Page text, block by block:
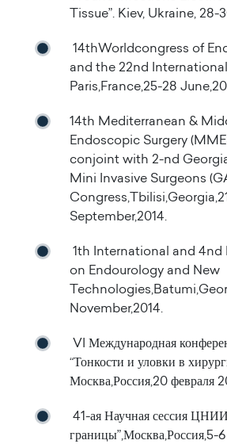
Tissue”. Kiev, Ukraine, 28-
14thWorldcongress of
and the 22nd
Paris,France,25-28
14th Mediterranean &
Endoscopic Surgery
conjoint with 2-nd
Mini Invasive Surgeons
September,2014.
1th International and 4nd
on Endourology and New
November,2014.
VI Международная
“Тонкости и уловки в
Москва,Россия,20 февраля
41-ая Научная сессия
границы”,Москва,Россия,5-